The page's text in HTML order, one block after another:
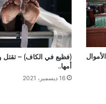
(فظيع في الكاف) – تقتل
أمها..
16 ديسمبر، 2021